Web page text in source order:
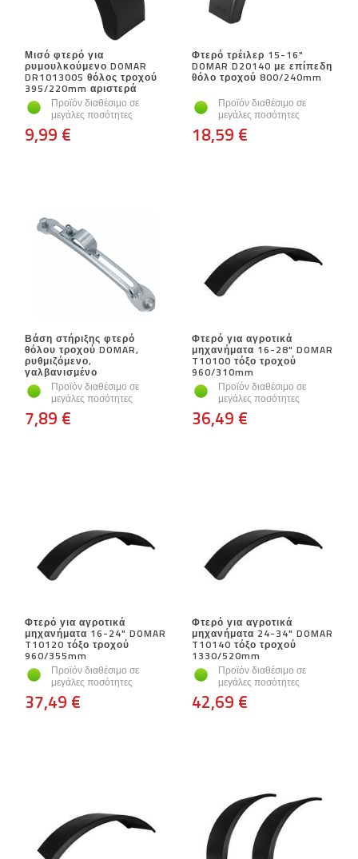
Μισό φτερό για
ρυμουλκούμενο DOMAR
DR1013005 θόλος τροχού
395/220mm αριστερά
Προϊόν διαθέσιμο σε
μεγάλες ποσότητες
9,99 €
Φτερό τρέιλερ 15-16"
DOMAR D20140 με επίπεδη
θόλο τροχού 800/240mm
Προϊόν διαθέσιμο σε
μεγάλες ποσότητες
18,59 €
Βάση στήριξης φτερό
θόλου τροχού DOMAR,
ρυθμιζόμενο,
γαλβανισμένο
Προϊόν διαθέσιμο σε
μεγάλες ποσότητες
7,89 €
Φτερό για αγροτικά
μηχανήματα 16-28" DOMAR
T10100 τόξο τροχού
960/310mm
Προϊόν διαθέσιμο σε
μεγάλες ποσότητες
36,49 €
Φτερό για αγροτικά
μηχανήματα 16-24" DOMAR
T10120 τόξο τροχού
960/355mm
Προϊόν διαθέσιμο σε
μεγάλες ποσότητες
37,49 €
Φτερό για αγροτικά
μηχανήματα 24-34" DOMAR
T10140 τόξο τροχού
1330/520mm
Προϊόν διαθέσιμο σε
μεγάλες ποσότητες
42,69 €